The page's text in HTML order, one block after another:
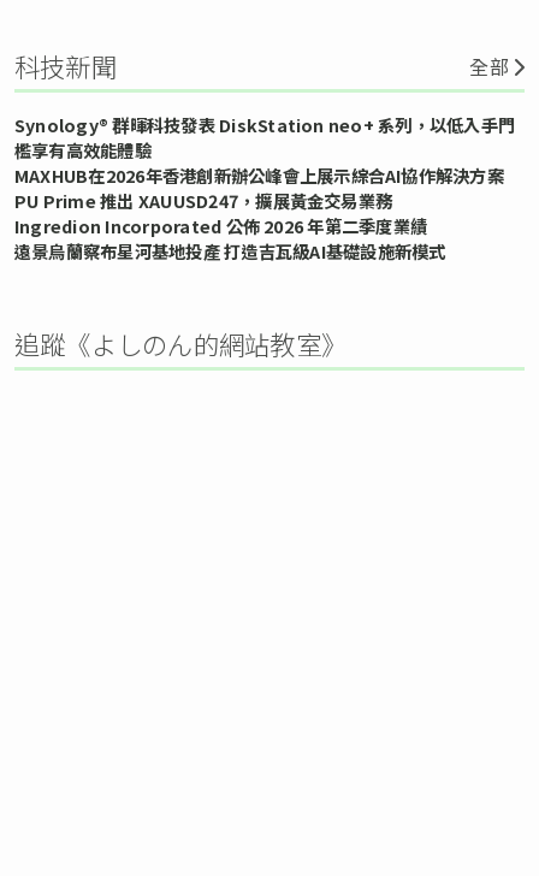
科技新聞 全部
Synology® 群暉科技發表 DiskStation neo+ 系列，以低入手門
檻享有高效能體驗
MAXHUB在2026年香港創新辦公峰會上展示綜合AI協作解決方案
PU Prime 推出 XAUUSD247，擴展黃金交易業務
Ingredion Incorporated 公佈 2026 年第二季度業績
遠景烏蘭察布星河基地投產 打造吉瓦級AI基礎設施新模式
追蹤《よしのん的網站教室》